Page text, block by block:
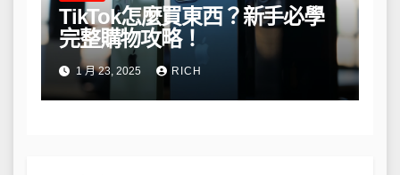
TikTok怎麼買東西？新手必學
完整購物攻略！
1 月 23, 2025 RICH